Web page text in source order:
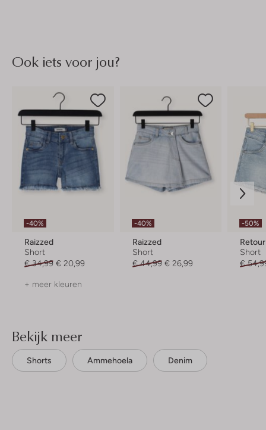
Ook iets voor jou?
-40%
Raizzed
Short
€ 34,99 € 20,99
+ meer kleuren
-40%
Raizzed
Short
€ 44,99 € 26,99
-50%
Retour
Short
€
Bekijk meer
Shorts Ammehoela Denim